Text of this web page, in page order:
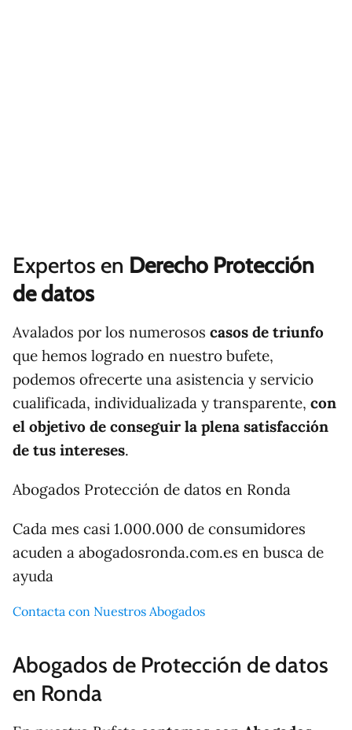
Expertos en Derecho Protección
de datos
Avalados por los numerosos casos de triunfo
que hemos logrado en nuestro bufete,
podemos ofrecerte una asistencia y servicio
cualificada, individualizada y transparente, con
el objetivo de conseguir la plena satisfacción
de tus intereses.
Abogados Protección de datos en Ronda
Cada mes casi 1.000.000 de consumidores
acuden a abogadosronda.com.es en busca de
ayuda
Contacta con Nuestros Abogados
Abogados de Protección de datos
en Ronda